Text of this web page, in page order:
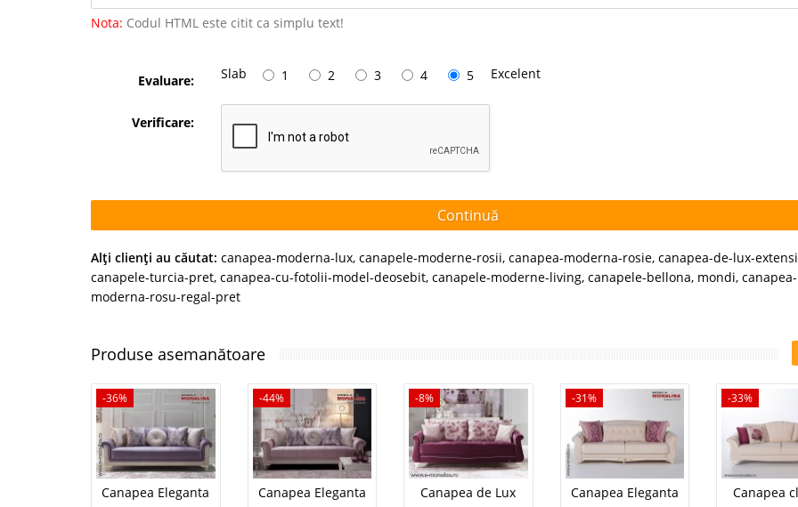
Nota: Codul HTML este citit ca simplu text!
Evaluare: Slab 1 2 3 4 5 Excelent
Verificare:
Continuă
Alţi clienţi au căutat: canapea-moderna-lux, canapele-moderne-rosii, canapea-moderna-rosie, canapea-de-lux-
canapele-turcia-pret, canapea-cu-fotolii-model-deosebit, canapele-moderne-living, canapele-bellona, mondi, canapea-
moderna-rosu-regal-pret
Produse asemanătoare
-36%
Canapea Eleganta
-44%
Canapea Eleganta
-8%
Canapea de Lux
-31%
Canapea Eleganta
-33%
Canapea